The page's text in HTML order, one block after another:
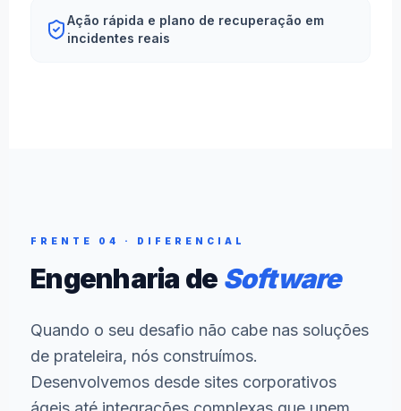
Ação rápida e plano de recuperação em
incidentes reais
FRENTE 04 · DIFERENCIAL
Engenharia de Software
Quando o seu desafio não cabe nas soluções
de prateleira, nós construímos.
Desenvolvemos desde sites corporativos